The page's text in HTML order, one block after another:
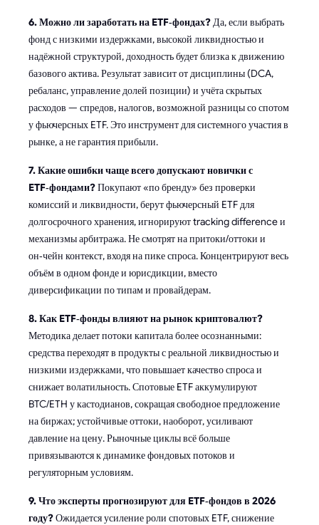
6. Можно ли заработать на ETF‑фондах? Да, если выбрать
фонд с низкими издержками, высокой ликвидностью и
надёжной структурой, доходность будет близка к движению
базового актива. Результат зависит от дисциплины (DCA,
ребаланс, управление долей позиции) и учёта скрытых
расходов — спредов, налогов, возможной разницы со спотом
у фьючерсных ETF. Это инструмент для системного участия в
рынке, а не гарантия прибыли.
7. Какие ошибки чаще всего допускают новички с
ETF‑фондами?Покупают «по бренду» без проверки
комиссий и ликвидности, берут фьючерсный ETF для
долгосрочного хранения, игнорируют tracking difference и
механизмы арбитража. Не смотрят на притоки/оттоки и
он‑чейн контекст, входя на пике спроса. Концентрируют весь
объём в одном фонде и юрисдикции, вместо
диверсификации по типам и провайдерам.
8. Как ETF‑фонды влияют на рынок криптовалют?
Методика делает потоки капитала более осознанными:
средства переходят в продукты с реальной ликвидностью и
низкими издержками, что повышает качество спроса и
снижает волатильность. Спотовые ETF аккумулируют
BTC/ETH у кастодианов, сокращая свободное предложение
на биржах; устойчивые оттоки, наоборот, усиливают
давление на цену. Рыночные циклы всё больше
привязываются к динамике фондовых потоков и
регуляторным условиям.
9. Что эксперты прогнозируют для ETF‑фондов в 2026
году?Ожидается усиление роли спотовых ETF, снижение